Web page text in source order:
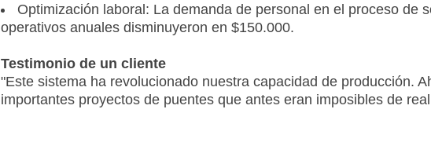
Optimización laboral: La demanda de personal en el proceso de
operativos anuales disminuyeron en $150.000.
Testimonio de un cliente
"Este sistema ha revolucionado nuestra capacidad de producción.
importantes proyectos de puentes que antes eran imposibles de